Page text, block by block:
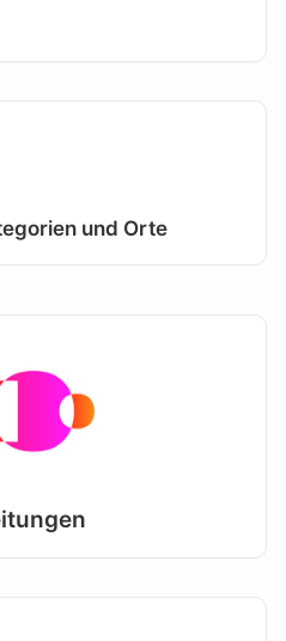
und Orte